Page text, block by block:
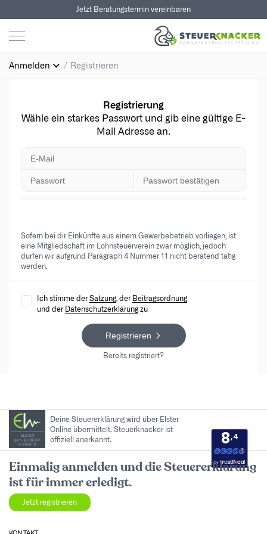
Jetzt Beratungstermin vereinbaren
Anmelden Registrieren
Registrierung
Wähle ein starkes Passwort und gib eine gültige E-
Mail Adresse an.
Sofern bei dir Einkünfte aus einem Gewerbebetrieb vorliegen, ist
eine Mitgliedschaft im Lohnsteuerverein zwar möglich, jedoch
dürfen wir aufgrund Paragraph 4 Nummer 11 nicht beratend tätig
werden.
Ich stimme derSatzung, der Beitragsordnung
und der Datenschutzerklärung zu
Registrieren
Bereits registriert?
Deine Steuererklärung wird über Elster
Online übermittelt. Steuerknacker ist
offiziell anerkannt.
8,4
by
Einmalig anmelden und die Steuererklärung
ist für immer erledigt.
Jetzt registrieren